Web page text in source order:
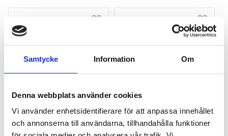
Samtycke Information Om
Denna webbplats använder cookies
Vi använder enhetsidentifierare för att anpassa innehållet
och annonserna till användarna, tillhandahålla funktioner
THULE FLUSH RAIL EVO
4-PACK 710600
THULE FLUSH RAIL
EDGE FOTSATS 4-PACK
Lägg